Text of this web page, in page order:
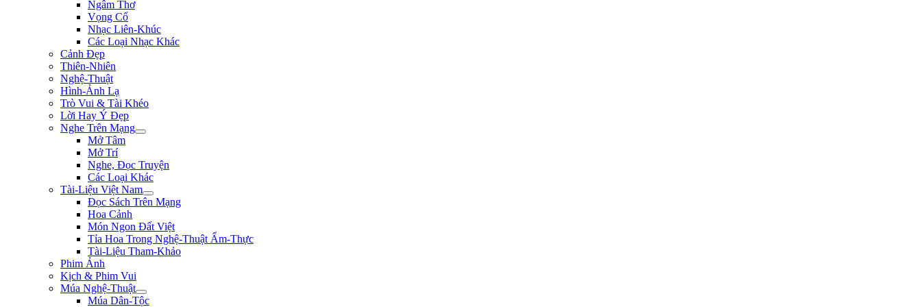
Ngâm Thơ
Vọng Cổ
Nhạc Liên-Khúc
Các Loại Nhạc Khác
Cảnh Đẹp
Thiên-Nhiên
Nghệ-Thuật
Hình-Ảnh Lạ
Trò Vui & Tài Khéo
Lời Hay Ý Đẹp
Nghe Trên Mạng
Mở Tâm
Mở Trí
Nghe, Đọc Truyện
Các Loại Khác
Tài-Liệu Việt Nam
Đọc Sách Trên Mạng
Hoa Cảnh
Món Ngon Đất Việt
Tỉa Hoa Trong Nghệ-Thuật Ẩm-Thực
Tài-Liệu Tham-Khảo
Phim Ảnh
Kịch & Phim Vui
Múa Nghệ-Thuật
Múa Dân-Tộc